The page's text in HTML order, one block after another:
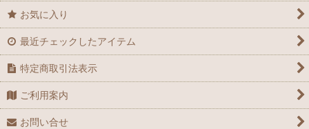
お気に入り
最近チェックしたアイテム
特定商取引法表示
ご利用案内
お問い合せ